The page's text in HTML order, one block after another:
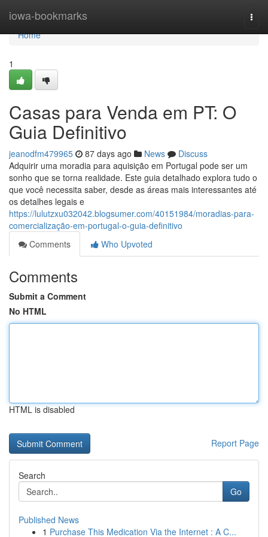
iowa-bookmarks
Home
Home
1
Casas para Venda em PT: O
Guia Definitivo
jeanodfm479965 87 days ago News
Discuss
Adquirir uma moradia para aquisição em Portugal pode ser um
sonho que se torna realidade. Este guia detalhado explora tudo o
que você necessita saber, desde as áreas mais interessantes até
os detalhes legais e
https://lulutzxu032042.blogsumer.com/40151984/moradias-para-
comercialização-em-portugal-o-guia-definitivo
Comments
Who Upvoted
Comments
Submit a Comment
No HTML
HTML is disabled
Report Page
Search
Go
Published News
1 Purchase This Medication Via the Internet : A C...